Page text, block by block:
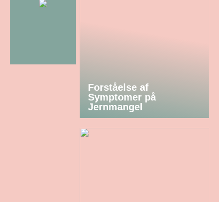
Forståelse af
Symptomer på
Jernmangel